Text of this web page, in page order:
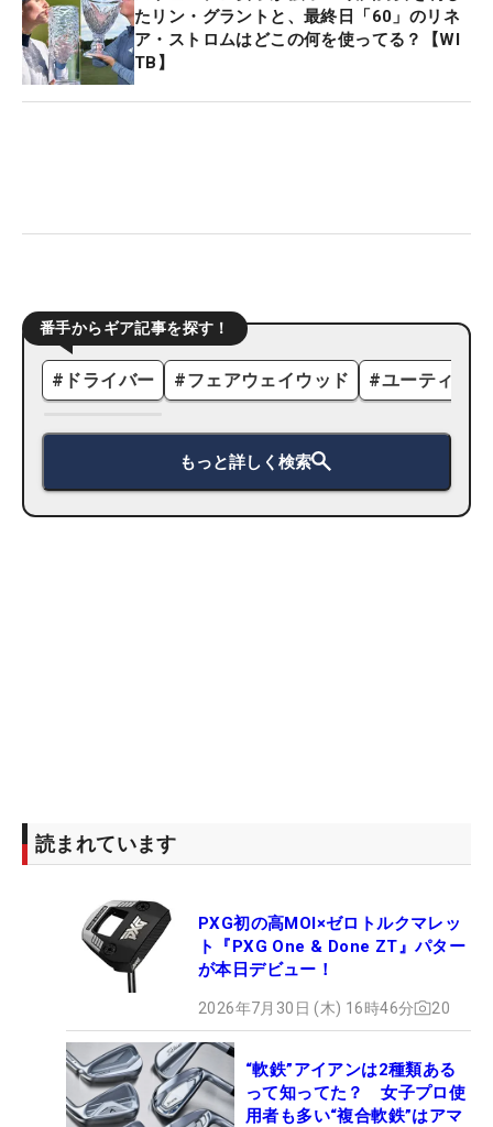
たリン・グラントと、最終日「60」のリネ
ア・ストロムはどこの何を使ってる？【WI
TB】
番手からギア記事を探す！
# ドライバー #フェアウェイウッド #ユーティリ
もっと詳しく検索
読まれています
PXG初の高MOI×ゼロトルクマレッ
ト『PXG One & Done ZT』パター
が本日デビュー！
2026年7月30日 (木) 16時46分 20
“軟鉄”アイアンは2種類ある
って知ってた？ 女子プロ使
用者も多い“複合軟鉄”はアマ